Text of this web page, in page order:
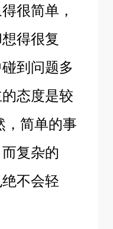
很简单，
得很复
到问题多
态度是较
，简单的事
复杂的
不会轻